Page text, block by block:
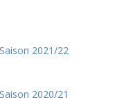
2021/22
2020/21